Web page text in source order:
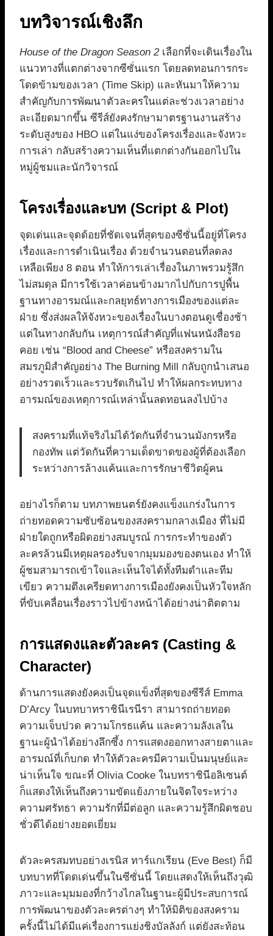
บทวิจารณ์เชิงลึก
House of the Dragon Season 2เลือกที่จะเดินเรื่องใน
แนวทางที่แตกต่างจากซีซั่นแรก โดยลดทอนการกระ
โดดข้ามของเวลา (Time Skip) และหันมาให้ความ
สำคัญกับการพัฒนาตัวละครในแต่ละช่วงเวลาอย่าง
ละเอียดมากขึ้น ซีรีส์ยังคงรักษามาตรฐานงานสร้าง
ระดับสูงของ HBO แต่ในแง่ของโครงเรื่องและจังหวะ
การเล่า กลับสร้างความเห็นที่แตกต่างกันออกไปใน
หมู่ผู้ชมและนักวิจารณ์
โครงเรื่องและบท (Script & Plot)
จุดเด่นและจุดด้อยที่ชัดเจนที่สุดของซีซั่นนี้อยู่ที่โครง
เรื่องและการดำเนินเรื่อง ด้วยจำนวนตอนที่ลดลง
เหลือเพียง 8 ตอน ทำให้การเล่าเรื่องในภาพรวมรู้สึก
ไม่สมดุล มีการใช้เวลาค่อนข้างมากไปกับการปูพื้น
ฐานทางอารมณ์และกลยุทธ์ทางการเมืองของแต่ละ
ฝ่าย ซึ่งส่งผลให้จังหวะของเรื่องในบางตอนดูเชื่องช้า
แต่ในทางกลับกัน เหตุการณ์สำคัญที่แฟนหนังสือรอ
คอย เช่น “Blood and Cheese” หรือสงครามใน
สมรภูมิสำคัญอย่าง The Burning Mill กลับถูกนำเสนอ
อย่างรวดเร็วและรวบรัดเกินไป ทำให้ผลกระทบทาง
อารมณ์ของเหตุการณ์เหล่านั้นลดทอนลงไปบ้าง
สงครามที่แท้จริงไม่ได้วัดกันที่จำนวนมังกรหรือ
กองทัพ แต่วัดกันที่ความเด็ดขาดของผู้ที่ต้องเลือก
ระหว่างการล้างแค้นและการรักษาชีวิตผู้คน
อย่างไรก็ตาม บทภาพยนตร์ยังคงแข็งแกร่งในการ
ถ่ายทอดความซับซ้อนของสงครามกลางเมือง ที่ไม่มี
ฝ่ายใดถูกหรือผิดอย่างสมบูรณ์ การกระทำของตัว
ละครล้วนมีเหตุผลรองรับจากมุมมองของตนเอง ทำให้
ผู้ชมสามารถเข้าใจและเห็นใจได้ทั้งทีมดำและทีม
เขียว ความตึงเครียดทางการเมืองยังคงเป็นหัวใจหลัก
ที่ขับเคลื่อนเรื่องราวไปข้างหน้าได้อย่างน่าติดตาม
การแสดงและตัวละคร (Casting &
Character)
ด้านการแสดงยังคงเป็นจุดแข็งที่สุดของซีรีส์ Emma
D’Arcy ในบทบาทราชินีเรนีรา สามารถถ่ายทอด
ความเจ็บปวด ความโกรธแค้น และความลังเลใน
ฐานะผู้นำได้อย่างลึกซึ้ง การแสดงออกทางสายตาและ
อารมณ์ที่เก็บกด ทำให้ตัวละครมีความเป็นมนุษย์และ
น่าเห็นใจ ขณะที่ Olivia Cooke ในบทราชินีอลิเซนต์
ก็แสดงให้เห็นถึงความขัดแย้งภายในจิตใจระหว่าง
ความศรัทธา ความรักที่มีต่อลูก และความรู้สึกผิดชอบ
ชั่วดีได้อย่างยอดเยี่ยม
ตัวละครสมทบอย่างเรนิส ทาร์แกเรียน (Eve Best) ก็มี
บทบาทที่โดดเด่นขึ้นในซีซั่นนี้ โดยแสดงให้เห็นถึงวุฒิ
ภาวะและมุมมองที่กว้างไกลในฐานะผู้มีประสบการณ์
การพัฒนาของตัวละครต่างๆ ทำให้มิติของสงคราม
ครั้งนี้ไม่ได้มีแค่เรื่องการแย่งชิงบัลลังก์ แต่ยังสะท้อน